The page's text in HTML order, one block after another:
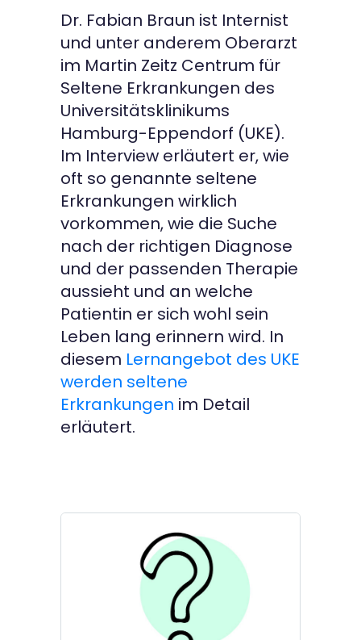
Dr. Fabian Braun ist Internist
und unter anderem Oberarzt
im Martin Zeitz Centrum für
Seltene Erkrankungen des
Universitätsklinikums
Hamburg-Eppendorf (UKE).
Im Interview erläutert er, wie
oft so genannte seltene
Erkrankungen wirklich
vorkommen, wie die Suche
nach der richtigen Diagnose
und der passenden Therapie
aussieht und an welche
Patientin er sich wohl sein
Leben lang erinnern wird. In
diesem Lernangebot des UKE
werden seltene
Erkrankungen im Detail
erläutert.